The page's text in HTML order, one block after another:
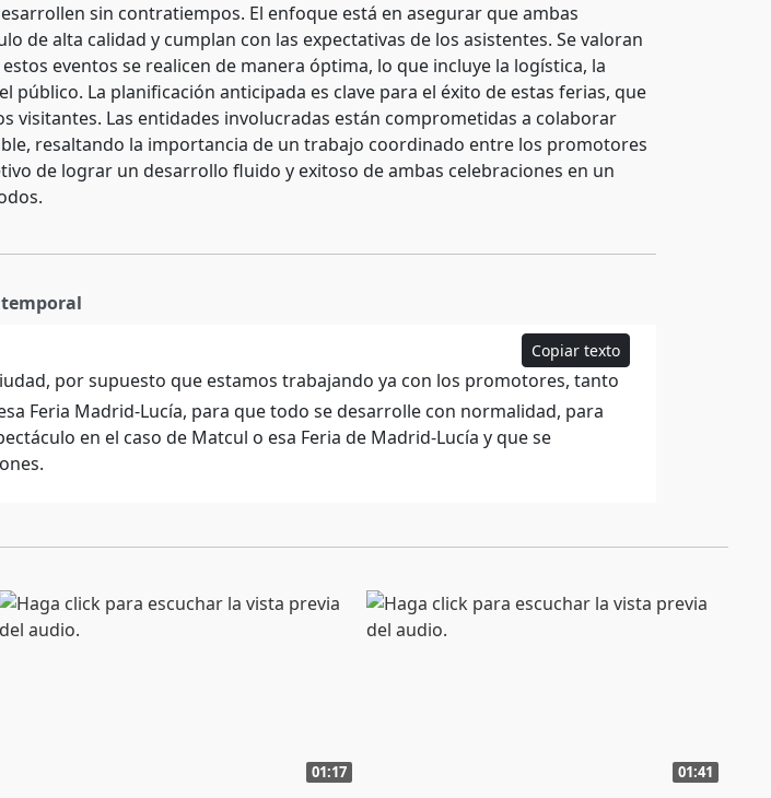
sin contratiempos. El enfoque está en asegurar que ambas
de alta calidad y cumplan con las expectativas de los asistentes. Se valoran
eventos se realicen de manera óptima, lo que incluye la logística, la
público. La planificación anticipada es clave para el éxito de estas ferias, que
visitantes. Las entidades involucradas están comprometidas a colaborar
resaltando la importancia de un trabajo coordinado entre los promotores
de lograr un desarrollo fluido y exitoso de ambas celebraciones en un
Copiar texto
por supuesto que estamos trabajando ya con los promotores, tanto
Feria Madrid-Lucía, para que todo se desarrolle con normalidad, para
en el caso de Matcul o esa Feria de Madrid-Lucía y que se
01:17 01:41